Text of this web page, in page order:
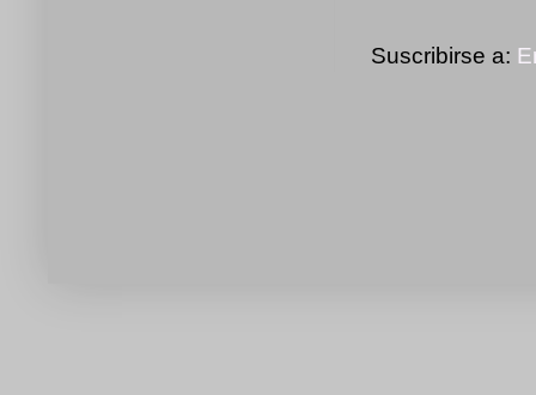
Suscribirse a: